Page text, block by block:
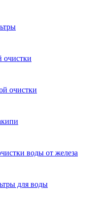
очистки
очистки
воды от железа
для воды